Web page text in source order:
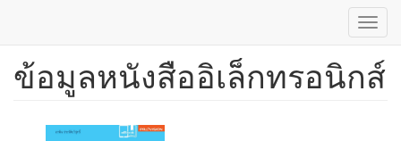
ข้าม
ข้อมูลหนังสืออิเล็กทรอนิกส์